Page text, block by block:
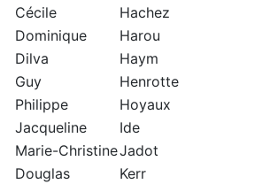
Cécile
Hachez
Dominique
Harou
Dilva
Haym
Guy
Henrotte
Philippe
Hoyaux
Jacqueline
Ide
Marie-ChristineJadot
Douglas
Kerr